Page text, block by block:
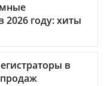
2026 году: хиты
в